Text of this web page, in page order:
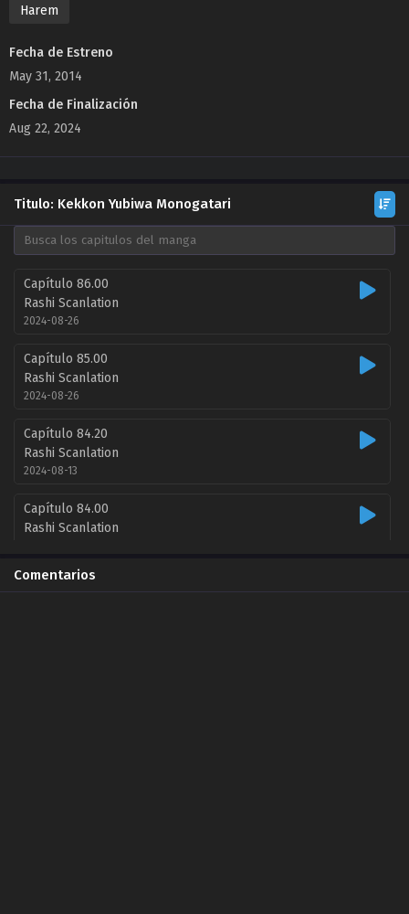
Harem
Fecha de Estreno
May 31, 2014
Fecha de Finalización
Aug 22, 2024
Titulo: Kekkon Yubiwa Monogatari
Capítulo 86.00
Rashi Scanlation
2024-08-26
Capítulo 85.00
Rashi Scanlation
2024-08-26
Capítulo 84.20
Rashi Scanlation
2024-08-13
Capítulo 84.00
Rashi Scanlation
Capítulo 83.00
Comentarios